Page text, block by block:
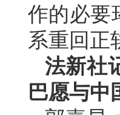
作的必要
系重回正
法新社
巴愿与中